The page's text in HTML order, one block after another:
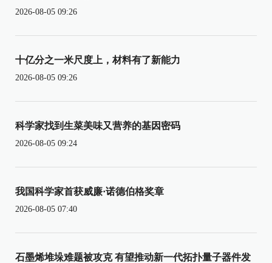
2026-08-05 09:26
十亿分之一米尺度上，材料有了新能力
2026-08-05 09:26
科学家找到生菜美味又营养的基因密码
2026-08-05 09:24
我国科学家首获威廉·诺德伯格奖章
2026-08-05 07:40
石墨烯堆垛难题被攻克 有望推动新一代拓扑量子器件发